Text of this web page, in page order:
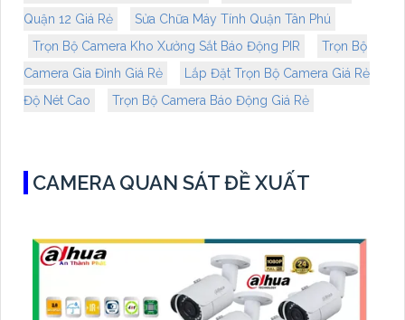
Quận 12 Giá Rẻ
Sửa Chữa Máy Tính Quận Tân Phú
Trọn Bộ Camera Kho Xưởng Sắt Báo Động PIR
Trọn Bộ
Camera Gia Đình Giá Rẻ
Lắp Đặt Trọn Bộ Camera Giá Rẻ
Độ Nét Cao
Trọn Bộ Camera Báo Động Giá Rẻ
CAMERA QUAN SÁT ĐỀ XUẤT